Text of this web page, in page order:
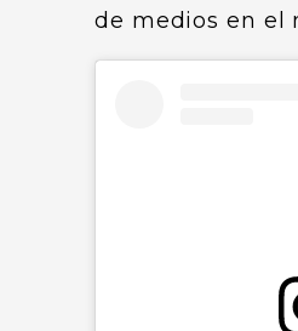
de medios en el